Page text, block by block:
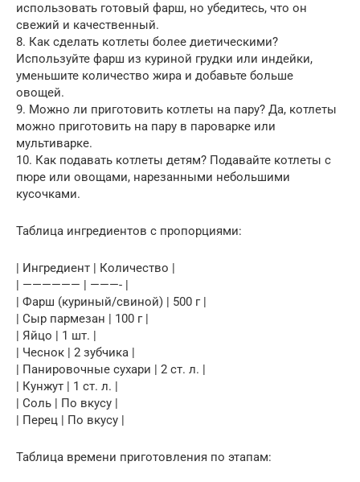
использовать готовый фарш, но убедитесь, что он
свежий и качественный.
8. Как сделать котлеты более диетическими?
Используйте фарш из куриной грудки или индейки,
уменьшите количество жира и добавьте больше
овощей.
9. Можно ли приготовить котлеты на пару? Да, котлеты
можно приготовить на пару в пароварке или
мультиварке.
10. Как подавать котлеты детям? Подавайте котлеты с
пюре или овощами, нарезанными небольшими
кусочками.
Таблица ингредиентов с пропорциями:
| Ингредиент | Количество |
| —————— | ———- |
| Фарш (куриный/свиной) | 500 г |
| Сыр пармезан | 100 г |
| Яйцо | 1 шт. |
| Чеснок | 2 зубчика |
| Панировочные сухари | 2 ст. л. |
| Кунжут | 1 ст. л. |
| Соль | По вкусу |
| Перец | По вкусу |
Таблица времени приготовления по этапам: